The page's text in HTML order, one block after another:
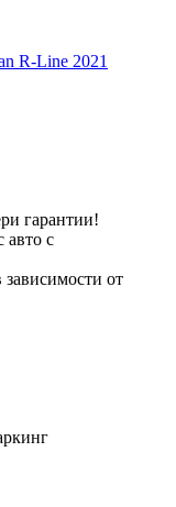
R-Line 2021
гарантии!
авто с
от